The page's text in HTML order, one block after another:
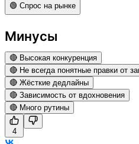
🟢 Спрос на рынке
Минусы
🔴 Высокая конкуренция
🔴 Не всегда понятные правки от
🔴 Жёсткие дедлайны
🔴 Зависимость от вдохновения
🔴 Много рутины
4